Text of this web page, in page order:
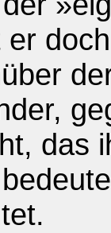
er
das